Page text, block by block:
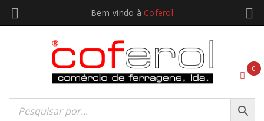
Bem-vindo à Coferol
0